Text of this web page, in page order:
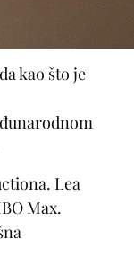
kao što je
Lea
Max.